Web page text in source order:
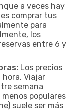
a veces hay
comprar tus
para
los
entre 6 y
Los precios
hora. Viajar
semana
populares
suele ser más